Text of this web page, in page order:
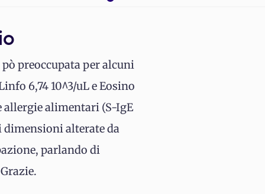
preoccupata per alcuni
6,74 10^3/uL e Eosino
allergie alimentari (S-IgE
dimensioni alterate da
parlando di